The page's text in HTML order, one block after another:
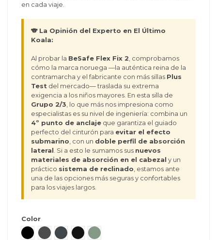
en cada viaje.
🐨 La Opinión del Experto en El Último
Koala:
Al probar la BeSafe Flex Fix 2, comprobamos
cómo la marca noruega —la auténtica reina de la
contramarcha y el fabricante con más sillas Plus
Test del mercado— traslada su extrema
exigencia a los niños mayores. En esta silla de
Grupo 2/3, lo que más nos impresiona como
especialistas es su nivel de ingeniería: combina un
4º punto de anclaje que garantiza el guiado
perfecto del cinturón para evitar el efecto
submarino, con un doble perfil de absorción
lateral. Si a esto le sumamos sus nuevos
materiales de absorción en el cabezal y un
práctico sistema de reclinado, estamos ante
una de las opciones más seguras y confortables
para los viajes largos.
Color
Fresh Black Cab
Metallic Melange
Anthracite Mesh
Black Soft Breeze
Meadow Green